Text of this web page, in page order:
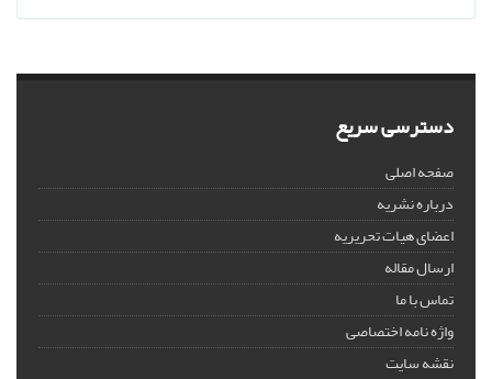
دسترسی سریع
صفحه اصلی
درباره نشریه
اعضای هیات تحریریه
ارسال مقاله
تماس با ما
واژه نامه اختصاصی
نقشه سایت